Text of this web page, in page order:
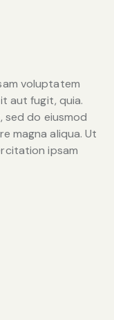
voluptatem
aut fugit, quia.
sed do eiusmod
magna aliqua. Ut
ipsam